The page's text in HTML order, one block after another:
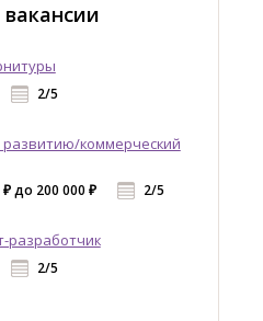
2/5
развитию/коммерческий
до 200 000 ₽ 2/5
разработчик
2/5